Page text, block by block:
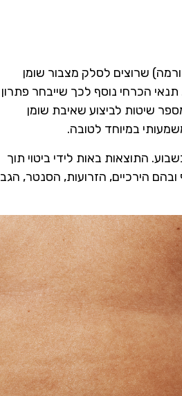
שרוצים לסלק מצבור שומן
הכרחי נוסף לכך שייבחר פתרון
שיטות לביצוע שאיבת שומן
התוצאות באות לידי ביטוי תוך
ובהם הירכיים, הזרועות, הסנטר, הגב